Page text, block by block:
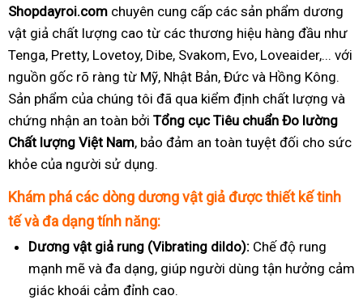
Shopdayroi.com chuyên cung cấp các sản phẩm dương
vật giả chất lượng cao từ các thương hiệu hàng đầu như
Tenga, Pretty, Lovetoy, Dibe, Svakom, Evo, Loveaider,... với
nguồn gốc rõ ràng từ Mỹ, Nhật Bản, Đức và Hồng Kông.
Sản phẩm của chúng tôi đã qua kiểm định chất lượng và
chứng nhận an toàn bởi Tổng cục Tiêu chuẩn Đo lường
Chất lượng Việt Nam, bảo đảm an toàn tuyệt đối cho sức
khỏe của người sử dụng.
Khám phá các dòng dương vật giả được thiết kế tinh
tế và đa dạng tính năng:
Dương vật giả rung (Vibrating dildo): Chế độ rung
mạnh mẽ và đa dạng, giúp người dùng tận hưởng cảm
giác khoái cảm đỉnh cao.